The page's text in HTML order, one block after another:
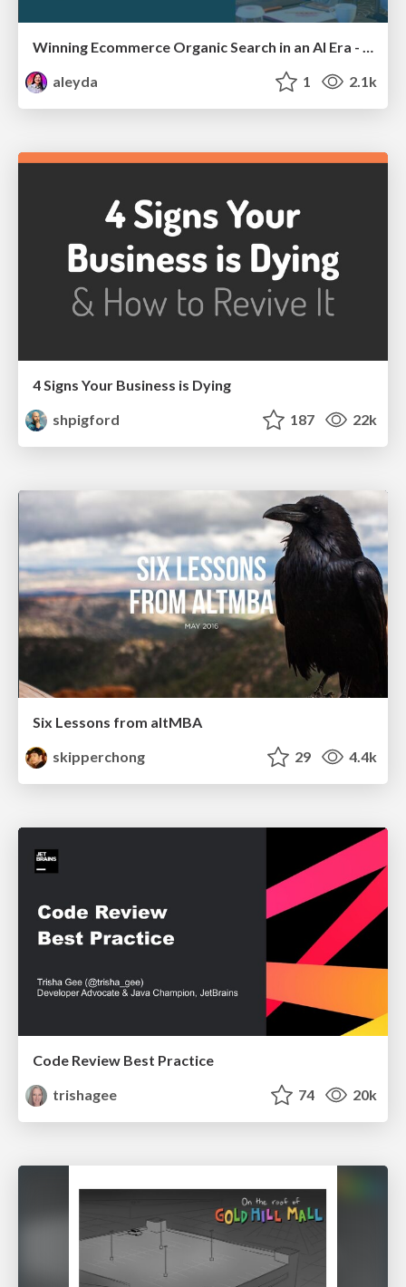
Winning Ecommerce Organic Search in an AI Era - #searchnstuff2025
aleyda
1 2.1k
4 Signs Your Business is Dying
shpigford
187 22k
Six Lessons from altMBA
skipperchong
29 4.4k
Code Review Best Practice
trishagee
74 20k